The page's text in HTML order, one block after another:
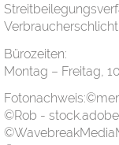
Bürozeiten:
Montag – Freitag,
©Rob -